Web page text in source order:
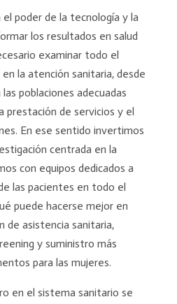
poder de la tecnología y la
los resultados en salud
examinar todo el
la atención sanitaria, desde
poblaciones adecuadas
prestación de servicios y el
En ese sentido invertimos
centrada en la
con equipos dedicados a
las pacientes en todo el
puede hacerse mejor en
de asistencia sanitaria,
y suministro más
para las mujeres.
en el sistema sanitario se